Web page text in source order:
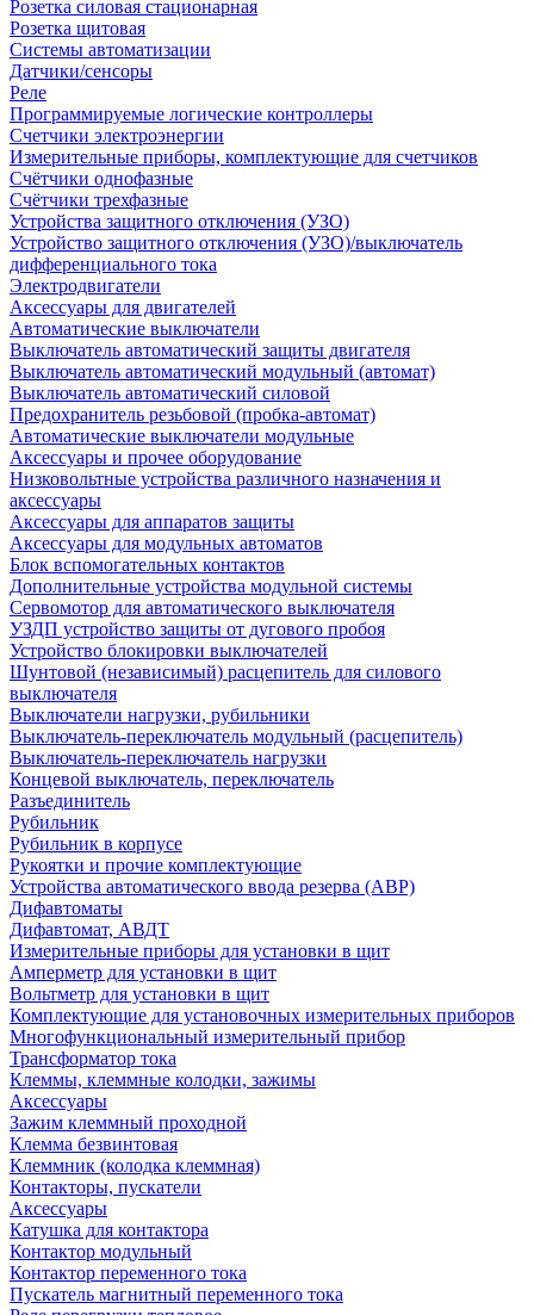
Розетка силовая стационарная
Розетка щитовая
Системы автоматизации
Датчики/сенсоры
Реле
Программируемые логические контроллеры
Счетчики электроэнергии
Измерительные приборы, комплектующие для счетчиков
Счётчики однофазные
Счётчики трехфазные
Устройства защитного отключения (УЗО)
Устройство защитного отключения (УЗО)/выключатель
дифференциального тока
Электродвигатели
Аксессуары для двигателей
Автоматические выключатели
Выключатель автоматический защиты двигателя
Выключатель автоматический модульный (автомат)
Выключатель автоматический силовой
Предохранитель резьбовой (пробка-автомат)
Автоматические выключатели модульные
Аксессуары и прочее оборудование
Низковольтные устройства различного назначения и
аксессуары
Аксессуары для аппаратов защиты
Аксессуары для модульных автоматов
Блок вспомогательных контактов
Дополнительные устройства модульной системы
Сервомотор для автоматического выключателя
УЗДП устройство защиты от дугового пробоя
Устройство блокировки выключателей
Шунтовой (независимый) расцепитель для силового
выключателя
Выключатели нагрузки, рубильники
Выключатель-переключатель модульный (расцепитель)
Выключатель-переключатель нагрузки
Концевой выключатель, переключатель
Разъединитель
Рубильник
Рубильник в корпусе
Рукоятки и прочие комплектующие
Устройства автоматического ввода резерва (АВР)
Дифавтоматы
Дифавтомат, АВДТ
Измерительные приборы для установки в щит
Амперметр для установки в щит
Вольтметр для установки в щит
Комплектующие для установочных измерительных приборов
Многофункциональный измерительный прибор
Трансформатор тока
Клеммы, клеммные колодки, зажимы
Аксессуары
Зажим клеммный проходной
Клемма безвинтовая
Клеммник (колодка клеммная)
Контакторы, пускатели
Аксессуары
Катушка для контактора
Контактор модульный
Контактор переменного тока
Пускатель магнитный переменного тока